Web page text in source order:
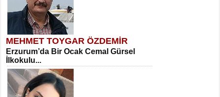
MEHMET TOYGAR ÖZDEMİR
Erzurum’da Bir Ocak Cemal Gürsel
İlkokulu...